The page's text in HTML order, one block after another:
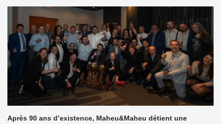
Après 90 ans d’existence, Maheu&Maheu détient une